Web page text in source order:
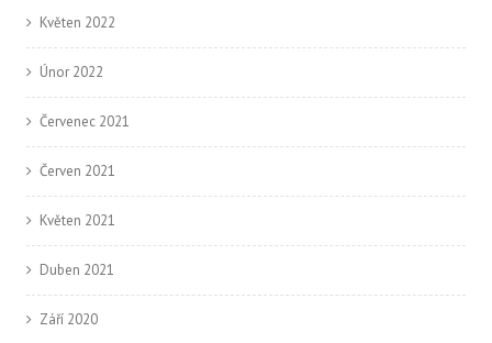
Květen 2022
Únor 2022
Červenec 2021
Červen 2021
Květen 2021
Duben 2021
Září 2020